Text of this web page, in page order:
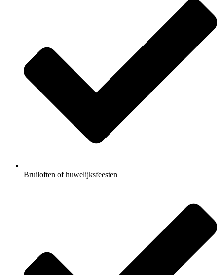
Bruiloften of huwelijksfeesten